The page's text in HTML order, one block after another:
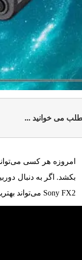
می خوانید ...
امروزه هر کسی
بکشد. اگر به دنبال
Sony FX2 می‌تواند بهترین همراه شما باشد. و اما نقد و بررسی دوربین سونی FX2 !